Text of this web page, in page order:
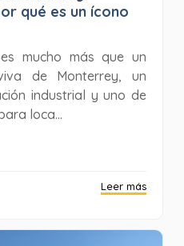
qué es un ícono
mucho más que un
de Monterrey, un
industrial y uno de
loca...
Leer más